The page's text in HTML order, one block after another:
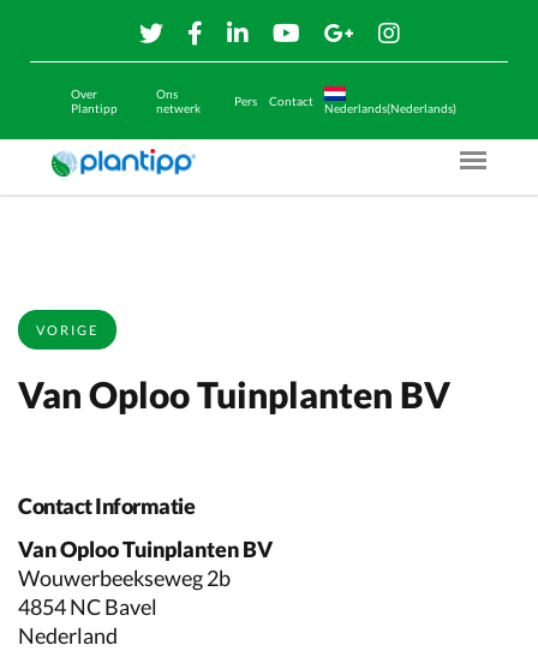
Over
Plantipp
Ons
netwerk
Pers Contact
Nederlands(Nederlands)
Menu
VORIGE
Van Oploo Tuinplanten BV
Contact Informatie
Van Oploo Tuinplanten BV
Wouwerbeekseweg 2b
4854 NC Bavel
Nederland